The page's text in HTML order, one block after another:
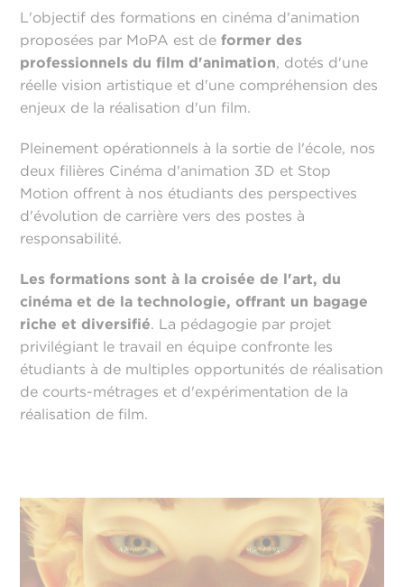
L'objectif des formations en cinéma d'animation
proposées par MoPA est deformer des
professionnels du film d'animation, dotés d'une
réelle vision artistique et d'une compréhension des
enjeux de la réalisation d'un film.
Pleinement opérationnels à la sortie de l'école, nos
deux filières Cinéma d'animation 3D et Stop
Motion offrent à nos étudiants des perspectives
d'évolution de carrière vers des postes à
responsabilité.
Les formations sont à la croisée de l'art, du
cinéma et de la technologie, offrant un bagage
riche et diversifié. La pédagogie par projet
privilégiant le travail en équipe confronte les
étudiants à de multiples opportunités de réalisation
de courts-métrages et d'expérimentation de la
réalisation de film.